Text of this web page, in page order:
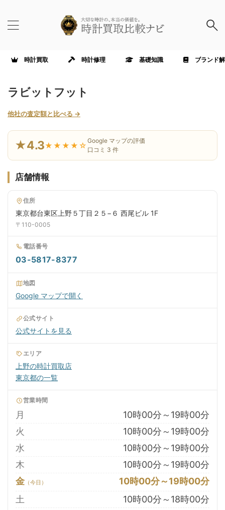
時計買取 時計修理 基礎知識 ブランド
ラビットフット
他社の査定額と比べる →
★4.3★★★★☆ Google マップの評価
口コミ 3 件
店舗情報
住所
東京都台東区上野５丁目２５−６ 西尾ビル 1F
〒110-0005
電話番号
03-5817-8377
地図
Google マップで開く
公式サイト
公式サイトを見る
エリア
上野の時計買取店
東京都の一覧
営業時間
月
10時00分～19時00分
火
10時00分～19時00分
水
10時00分～19時00分
木
10時00分～19時00分
金
10時00分～19時00分
土
10時00分～18時00分